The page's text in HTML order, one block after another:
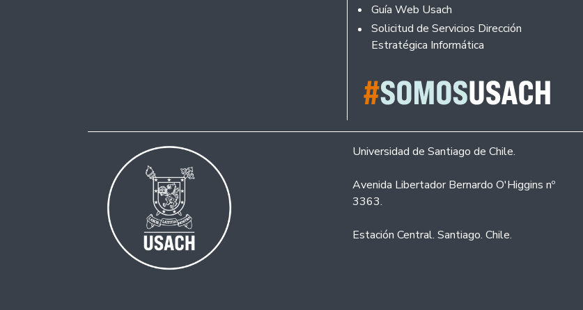
Guía Web Usach
Solicitud de Servicios Dirección
Estratégica Informática
Universidad de Santiago de Chile.
Avenida Libertador Bernardo O'Higgins nº
3363.
Estación Central. Santiago. Chile.